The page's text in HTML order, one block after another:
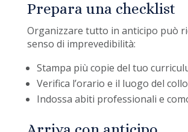
Prepara una checklist
Organizzare tutto in anticipo può
senso di imprevedibilità:
Stampa più copie del tuo
Verifica l’orario e il luogo del
Indossa abiti professionali e